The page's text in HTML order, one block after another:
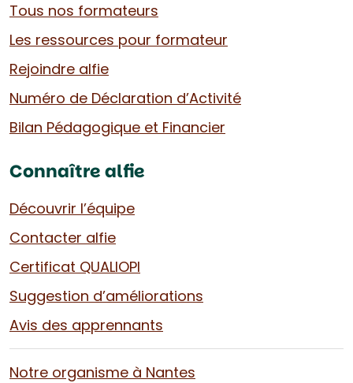
Tous nos formateurs
Les ressources pour formateur
Rejoindre alfie
Numéro de Déclaration d’Activité
Bilan Pédagogique et Financier
Connaître alfie
Découvrir l’équipe
Contacter alfie
Certificat QUALIOPI
Suggestion d’améliorations
Avis des apprennants
Notre organisme à Nantes